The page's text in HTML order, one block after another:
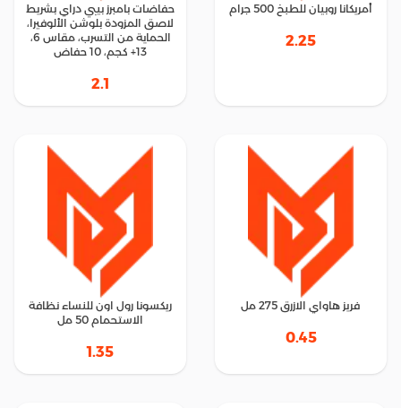
أمريكانا روبيان للطبخ 500 جرام
2.25
حفاضات بامبرز بيبي دراي بشريط
لاصق المزودة بلوشن الألوفيرا،
الحماية من التسرب، مقاس 6،
13+ كجم، 10 حفاض
2.1
فريز هاواي الازرق 275 مل
0.45
ريكسونا رول اون للنساء نظافة
الاستحمام 50 مل
1.35